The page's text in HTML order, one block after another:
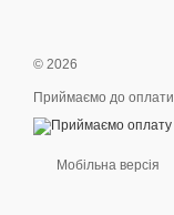
© 2026
Приймаємо до оплати
Мобільна версія